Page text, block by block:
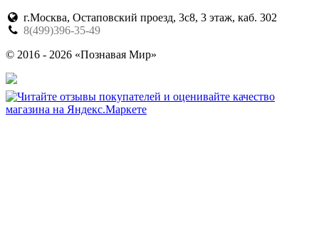
г.Москва, Остаповский проезд, 3с8, 3 этаж, каб. 302
8(499)396-35-49
© 2016 - 2026 «Познавая Мир»